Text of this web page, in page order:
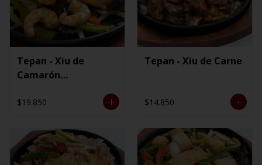
Tepan - Xiu de
Camarón
$19.850
Tepan - Xiu de Carne
$14.850